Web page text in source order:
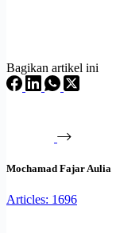
Bagikan artikel ini
Mochamad Fajar Aulia
Articles: 1696